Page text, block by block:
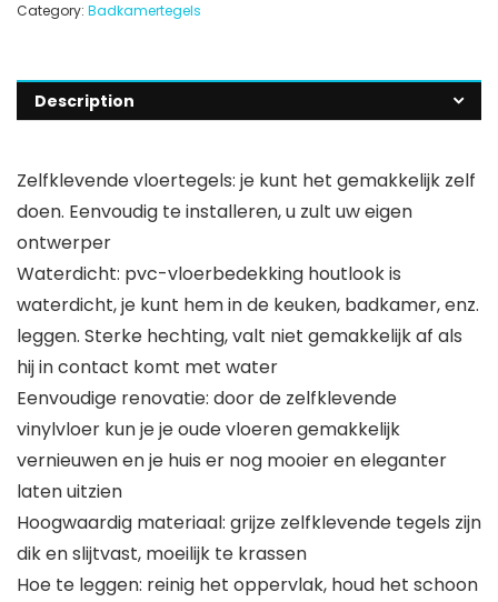
Category: Badkamertegels
Description
Zelfklevende vloertegels: je kunt het gemakkelijk zelf
doen. Eenvoudig te installeren, u zult uw eigen
ontwerper
Waterdicht: pvc-vloerbedekking houtlook is
waterdicht, je kunt hem in de keuken, badkamer, enz.
leggen. Sterke hechting, valt niet gemakkelijk af als
hij in contact komt met water
Eenvoudige renovatie: door de zelfklevende
vinylvloer kun je je oude vloeren gemakkelijk
vernieuwen en je huis er nog mooier en eleganter
laten uitzien
Hoogwaardig materiaal: grijze zelfklevende tegels zijn
dik en slijtvast, moeilijk te krassen
Hoe te leggen: reinig het oppervlak, houd het schoon